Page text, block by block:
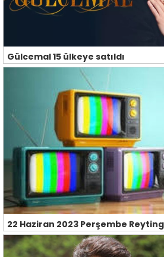
Gülcemal 15 ülkeye satıldı
22 Haziran 2023 Perşembe